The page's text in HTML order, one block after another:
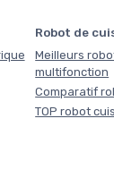
Robot de
Meilleurs
multifonction
Comparatif
TOP robot